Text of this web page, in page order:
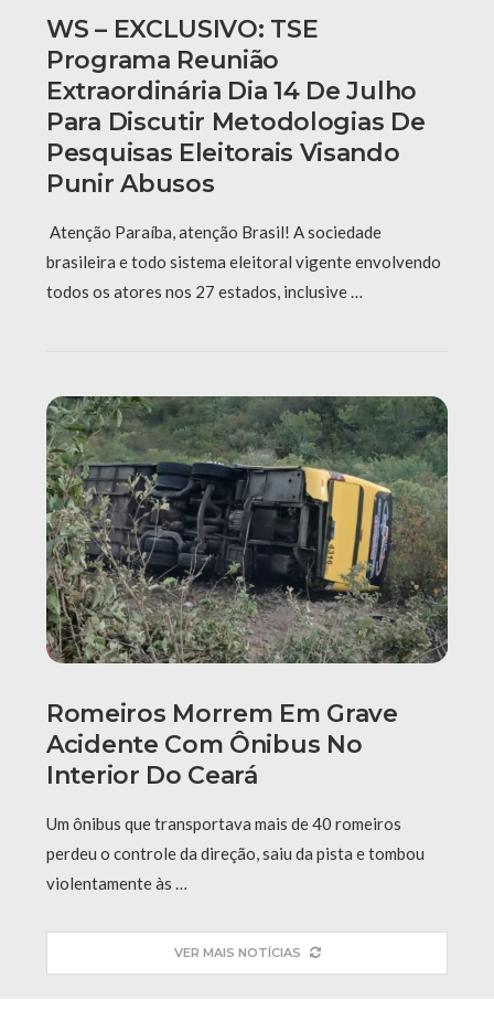
WS – EXCLUSIVO: TSE
Programa Reunião
Extraordinária Dia 14 De Julho
Para Discutir Metodologias De
Pesquisas Eleitorais Visando
Punir Abusos
Atenção Paraíba, atenção Brasil! A sociedade
brasileira e todo sistema eleitoral vigente envolvendo
todos os atores nos 27 estados, inclusive …
Romeiros Morrem Em Grave
Acidente Com Ônibus No
Interior Do Ceará
Um ônibus que transportava mais de 40 romeiros
perdeu o controle da direção, saiu da pista e tombou
violentamente às …
VER MAIS NOTÍCIAS